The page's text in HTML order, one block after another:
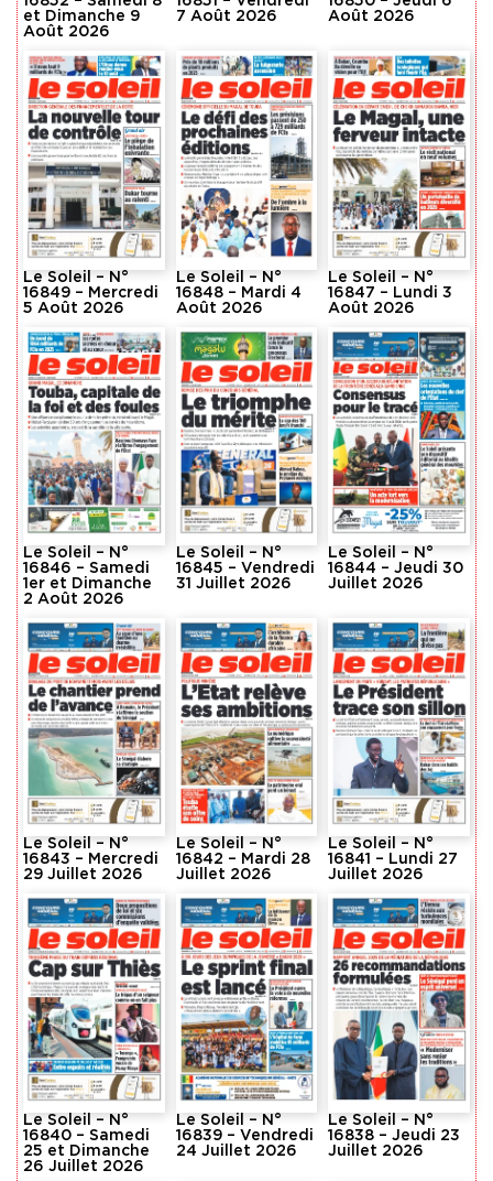
et Dimanche 9
Août 2026
7 Août 2026
Août 2026
Le Soleil – N°
16849 – Mercredi
5 Août 2026
Le Soleil – N°
16848 – Mardi 4
Août 2026
Le Soleil – N°
16847 – Lundi 3
Août 2026
Le Soleil – N°
16846 – Samedi
1er et Dimanche
2 Août 2026
Le Soleil – N°
16845 – Vendredi
31 Juillet 2026
Le Soleil – N°
16844 – Jeudi 30
Juillet 2026
Le Soleil – N°
16843 – Mercredi
29 Juillet 2026
Le Soleil – N°
16842 – Mardi 28
Juillet 2026
Le Soleil – N°
16841 – Lundi 27
Juillet 2026
Le Soleil – N°
16840 – Samedi
25 et Dimanche
26 Juillet 2026
Le Soleil – N°
16839 – Vendredi
24 Juillet 2026
Le Soleil – N°
16838 – Jeudi 23
Juillet 2026